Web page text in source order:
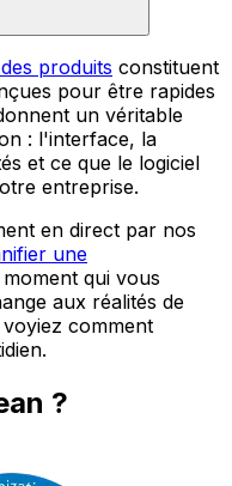
produits constituent
pour être rapides
un véritable
: l'interface, la
et ce que le logiciel
entreprise.
en direct par nos
une
qui vous
aux réalités de
comment
?